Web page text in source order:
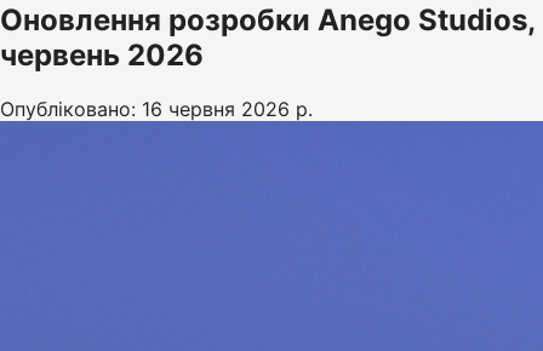
Оновлення розробки Anego Studios,
червень 2026
Опубліковано: 16 червня 2026 р.